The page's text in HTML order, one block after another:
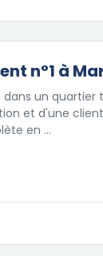
n°1 à
un quartier
et d'une
en …